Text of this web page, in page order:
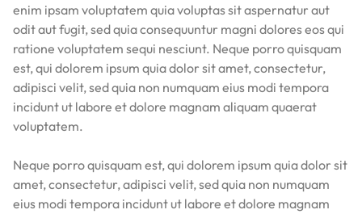
enim ipsam voluptatem quia voluptas sit aspernatur aut
odit aut fugit, sed quia consequuntur magni dolores eos qui
ratione voluptatem sequi nesciunt. Neque porro quisquam
est, qui dolorem ipsum quia dolor sit amet, consectetur,
adipisci velit, sed quia non numquam eius modi tempora
incidunt ut labore et dolore magnam aliquam quaerat
voluptatem.
Neque porro quisquam est, qui dolorem ipsum quia dolor sit
amet, consectetur, adipisci velit, sed quia non numquam
eius modi tempora incidunt ut labore et dolore magnam